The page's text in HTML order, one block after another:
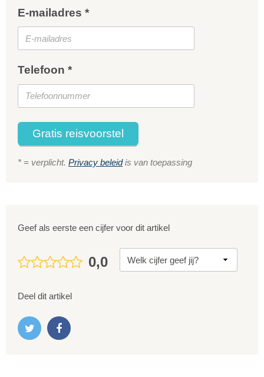
E-mailadres *
Telefoon *
Gratis reisvoorstel
* = verplicht. Privacy beleidis van toepassing
Geef als eerste een cijfer voor dit artikel
0,0
Deel dit artikel